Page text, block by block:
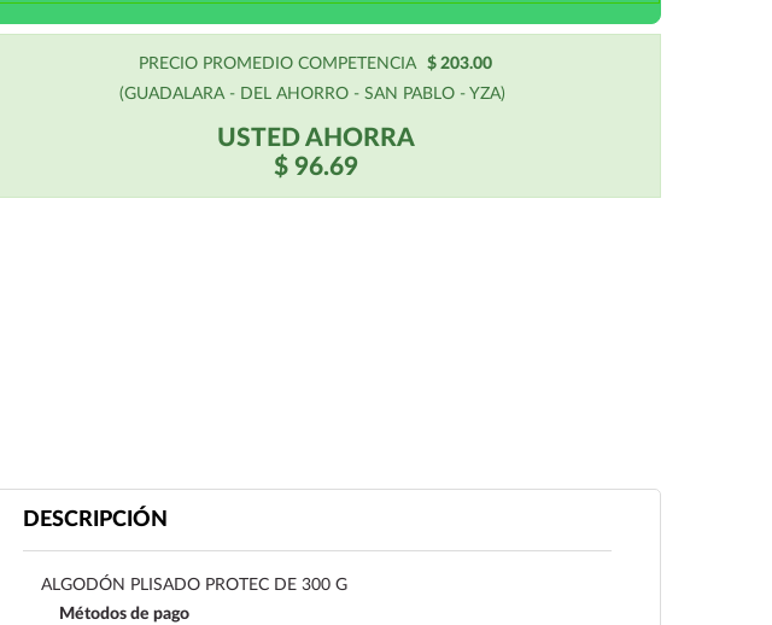
PRECIO PROMEDIO COMPETENCIA
$ 203.00
(GUADALARA - DEL AHORRO - SAN PABLO - YZA)
USTED AHORRA
$ 96.69
DESCRIPCIÓN
ALGODÓN PLISADO PROTEC DE 300 G
Métodos de pago